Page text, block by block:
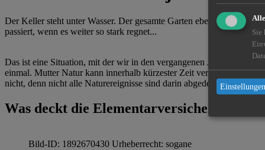
Der Keller steht unter Wasser. Der gesamte Garten ebenso. Das
passiert, wenn es weiter so stark regnet...
Das ist eine Situation, mit der wir in den vergangenen Jahren
einmal. Mutter Natur kann innerhalb kürzester Zeit verheerende
nicht, denn nicht alle Naturereignisse sind darin abgedeckt. Hier
Was deckt die Elementarversicherung ab?
Bild-ID: 1892670430 Urheberrecht: sogane
Sie